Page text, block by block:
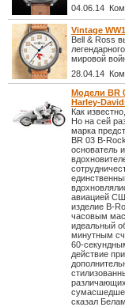
04.06.14
Vintage
Bell & Ross
мировой
28.04.14
Модели BR
Harley-
Как
Но на сей
марка
BR 03 B-
основатель
авиацией
изделие B-
часовым
идеальный
минутным
60-
действие
сказал